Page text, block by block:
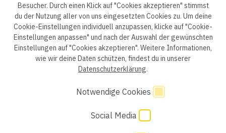
ep life science
Datenschutzerklärung B2B Datenschutzerklärung
Datenschutzhinweise Bewerber
Impressum
Besucher. Durch einen Klick auf "Cookies akzeptieren" stimmst
du der Nutzung aller von uns eingesetzten Cookies zu. Um deine
Cookie-Einstellungen individuell anzupassen, klicke auf "Cookie-
Einstellungen anpassen" und nach der Auswahl der gewünschten
Einstellungen auf "Cookies akzeptieren". Weitere Informationen,
wie wir deine Daten schützen, findest du in unserer
Datenschutzerklärung.
Notwendige Cookies
Social Media